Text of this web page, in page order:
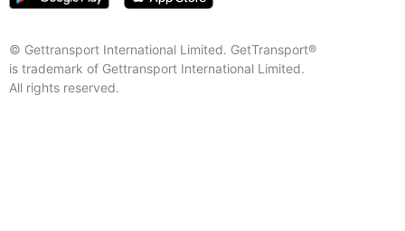
© Gettransport International Limited. GetTransport®
is trademark of Gettransport International Limited.
All rights reserved.